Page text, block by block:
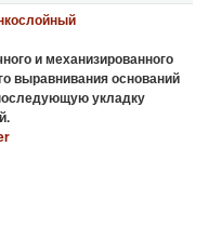
и механизированного
выравнивания оснований
укладку